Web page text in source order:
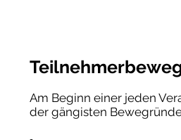
Am Beginn einer jeden
der gängisten